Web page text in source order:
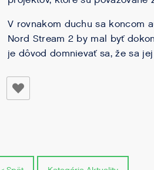
V rovnakom duchu sa koncom
Nord Stream 2 by mal byť
je dôvod domnievať sa, že sa